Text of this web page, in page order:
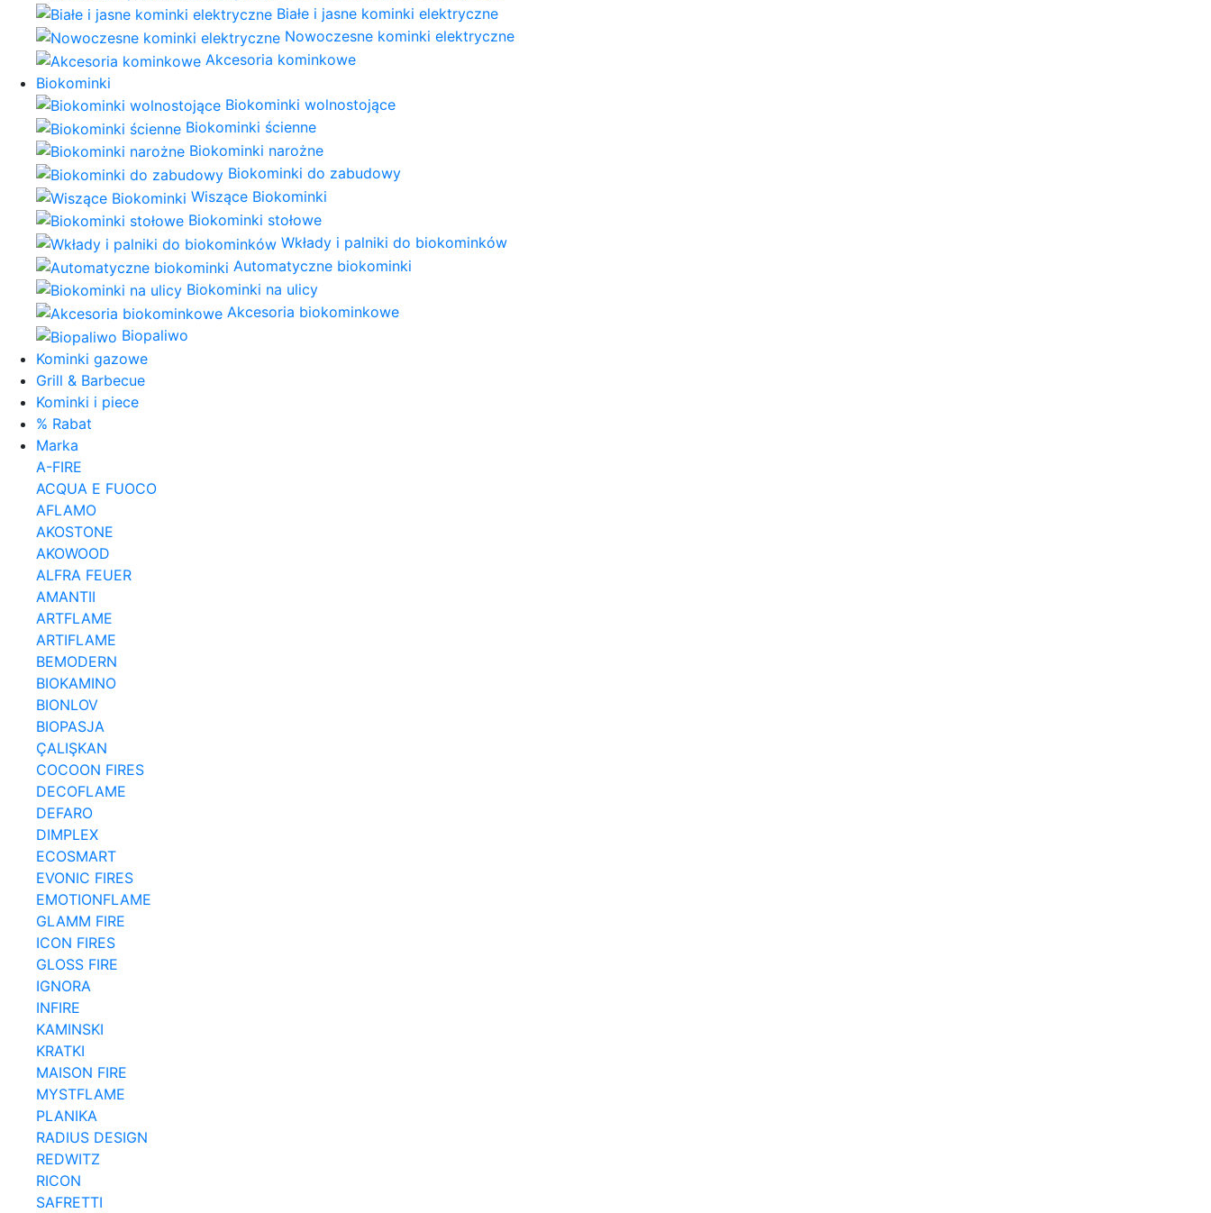
Białe i jasne kominki elektryczne
Nowoczesne kominki elektryczne
Akcesoria kominkowe
Biokominki
Biokominki wolnostojące
Biokominki ścienne
Biokominki narożne
Biokominki do zabudowy
Wiszące Biokominki
Biokominki stołowe
Wkłady i palniki do biokominków
Automatyczne biokominki
Biokominki na ulicy
Akcesoria biokominkowe
Biopaliwo
Kominki gazowe
Grill & Barbecue
Kominki i piece
% Rabat
Marka
A-FIRE
ACQUA E FUOCO
AFLAMO
AKOSTONE
AKOWOOD
ALFRA FEUER
AMANTII
ARTFLAME
ARTIFLAME
BEMODERN
BIOKAMINO
BIONLOV
BIOPASJA
ÇALIŞKAN
COCOON FIRES
DECOFLAME
DEFARO
DIMPLEX
ECOSMART
EVONIC FIRES
EMOTIONFLAME
GLAMM FIRE
ICON FIRES
GLOSS FIRE
IGNORA
INFIRE
KAMINSKI
KRATKI
MAISON FIRE
MYSTFLAME
PLANIKA
RADIUS DESIGN
REDWITZ
RICON
SAFRETTI